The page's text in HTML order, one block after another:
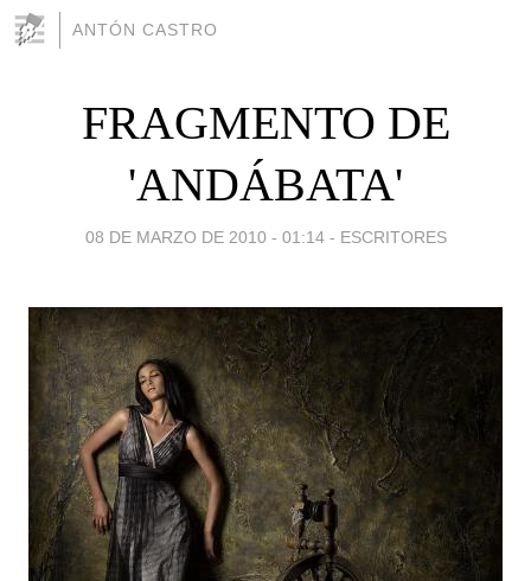
ANTÓN CASTRO
FRAGMENTO DE
'ANDÁBATA'
08 DE MARZO DE 2010 - 01:14 - ESCRITORES